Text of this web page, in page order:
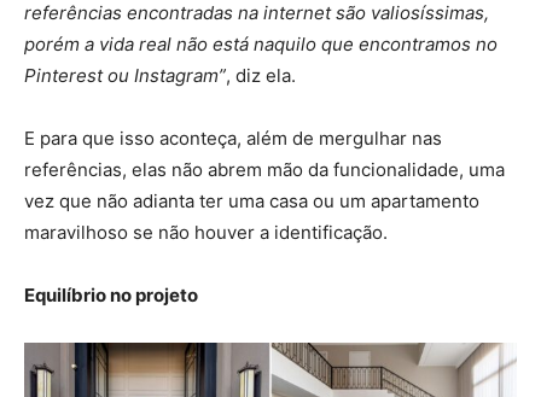
referências encontradas na internet são valiosíssimas,
porém a vida real não está naquilo que encontramos no
Pinterest ou Instagram”, diz ela.
E para que isso aconteça, além de mergulhar nas
referências, elas não abrem mão da funcionalidade, uma
vez que não adianta ter uma casa ou um apartamento
maravilhoso se não houver a identificação.
Equilíbrio no projeto